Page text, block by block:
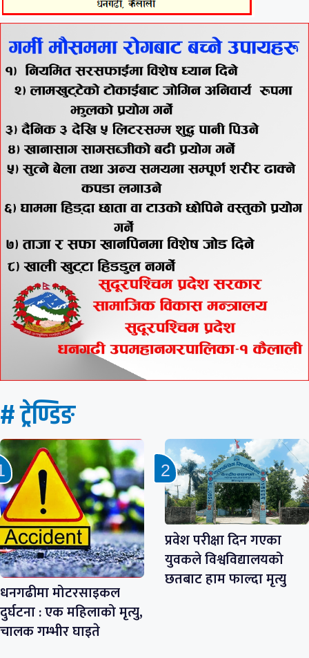
# ट्रेण्डिङ
धनगढीमा मोटरसाइकल
दुर्घटना : एक महिलाको मृत्यु,
चालक गम्भीर घाइते
प्रवेश परीक्षा दिन गएका
युवकले विश्वविद्यालयको
छतबाट हाम फाल्दा मृत्यु